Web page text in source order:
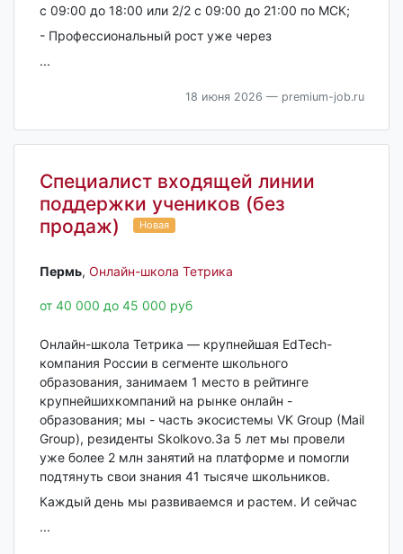
с 09:00 до 18:00 или 2/2 с 09:00 до 21:00 по МСК;
- Профессиональный рост уже через
...
18 июня 2026 — premium-job.ru
Специалист входящей линии
поддержки учеников (без
продаж)
Новая
Пермь‎, Онлайн-школа Тетрика
от 40 000 до 45 000 руб
Онлайн-школа Тетрика — крупнейшая EdTech-
компания России в сегменте школьного
образования, занимаем 1 место в рейтинге
крупнейшихкомпаний на рынке онлайн -
образования; мы - часть экосистемы VK Group (Mail
Group), резиденты Skolkovo.За 5 лет мы провели
уже более 2 млн занятий на платформе и помогли
подтянуть свои знания 41 тысяче школьников.
Каждый день мы развиваемся и растем. И сейчас
...